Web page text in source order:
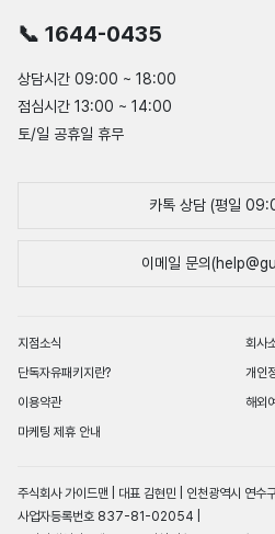
📞 1644-0435
상담시간 09:00 ~ 18:00
점심시간 13:00 ~ 14:00
토/일 공휴일 휴무
카톡 상담 (평일
이메일 문의
지점소식
회사
단독자유패키지란?
개인
이용약관
해외
마케팅 제휴 안내
주식회사 가이드맨 | 대표 김현민 | 인천광역시 연
사업자등록번호 837-81-02054 |